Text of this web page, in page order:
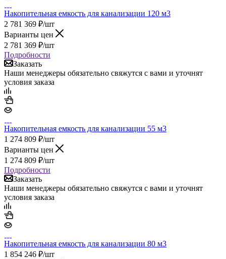
Накопительная емкость для канализации 120 м3
2 781 369 ₽/шт
Варианты цен
2 781 369 ₽/шт
Подробности
Заказать
Наши менеджеры обязательно свяжутся с вами и уточнят
условия заказа
Накопительная емкость для канализации 55 м3
1 274 809 ₽/шт
Варианты цен
1 274 809 ₽/шт
Подробности
Заказать
Наши менеджеры обязательно свяжутся с вами и уточнят
условия заказа
Накопительная емкость для канализации 80 м3
1 854 246 ₽/шт